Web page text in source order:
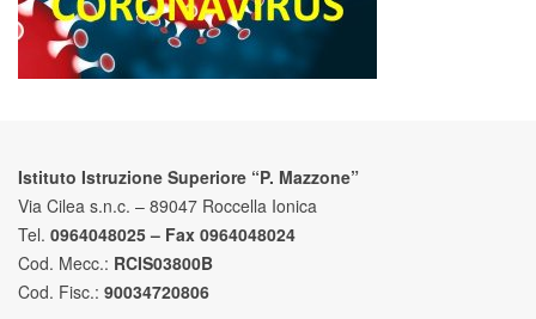
Istituto Istruzione Superiore “P. Mazzone”
Via Cilea s.n.c. – 89047 Roccella Ionica
Tel. 0964048025 – Fax 0964048024
Cod. Mecc.: RCIS03800B
Cod. Fisc.: 90034720806